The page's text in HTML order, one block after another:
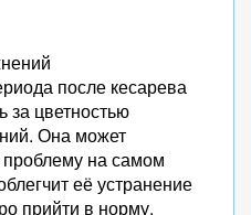
после кесарева
за цветностью
Она может
на самом
её устранение
прийти в норму,